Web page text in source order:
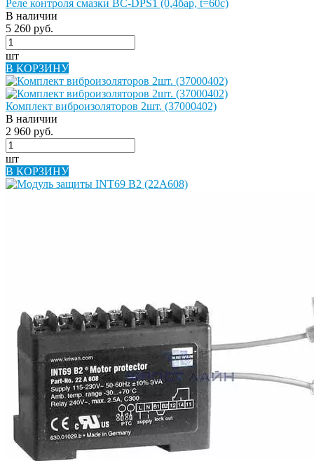
Реле контроля смазки BC-DPS1 (0,4бар, t=60c)
В наличии
5 260 руб.
шт
В КОРЗИНУ
Комплект виброизоляторов 2шт. (37000402)
В наличии
2 960 руб.
шт
В КОРЗИНУ